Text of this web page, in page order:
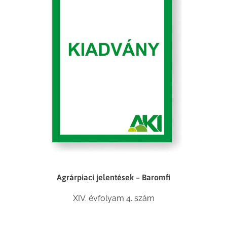
Agrárpiaci jelentések – Baromfi
XIV. évfolyam 4. szám